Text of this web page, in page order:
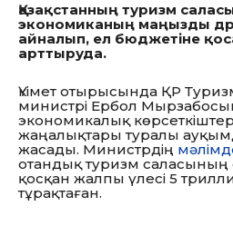
Қазақстанның туризм
экономиканың маңызды
айналып, ел бюджетіне
арттыруда.
Үкімет отырысында ҚР
министрі Ербол
экономикалық
жаңалықтары туралы
жасады. Министрдің
отандық туризм
қосқан жалпы үлесі 5
тұрақтаған.